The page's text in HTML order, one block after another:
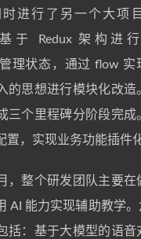
进行了另一个大项
于 Redux 架构进
理状态，通过 flow 实
的思想进行模块化改造
三个里程碑分阶段完成
置，实现业务功能插件
，整个研发团队主要在
AI 能力实现辅助教学
括：基于大模型的语音